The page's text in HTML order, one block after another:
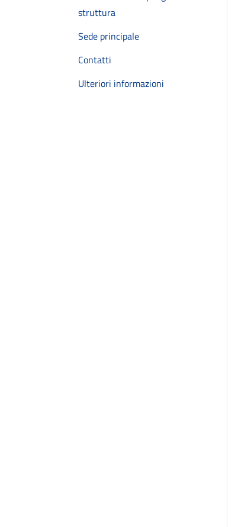
struttura
Sede principale
Contatti
Ulteriori informazioni